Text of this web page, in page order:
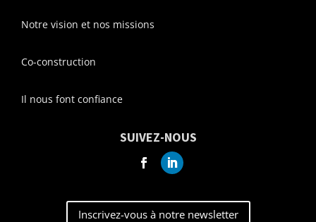
Notre vision et nos missions
Co-construction
Il nous font confiance
SUIVEZ-NOUS
Inscrivez-vous à notre newsletter